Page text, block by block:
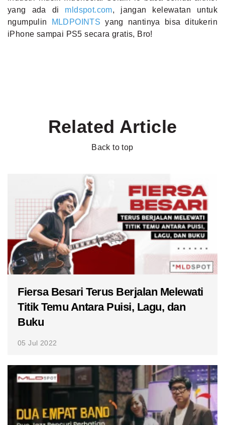
yang ada di mldspot.com, jangan kelewatan untuk
ngumpulin
MLDPOINTS yang nantinya bisa ditukerin
iPhone sampai PS5 secara gratis, Bro!
Related Article
Back to top
Fiersa Besari Terus Berjalan Melewati
Titik Temu Antara Puisi, Lagu, dan
Buku
05 Jul 2022